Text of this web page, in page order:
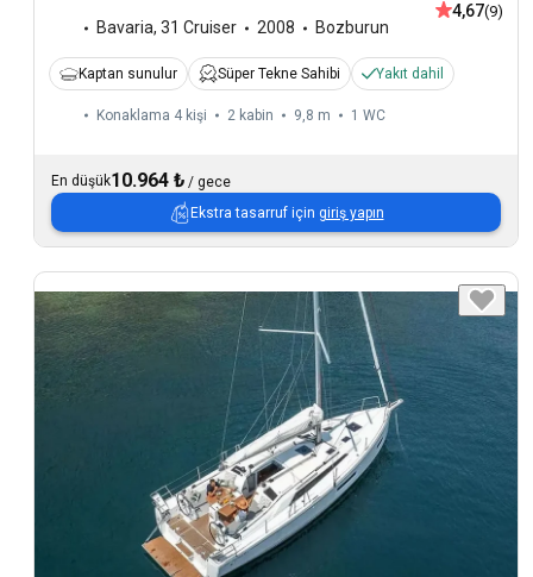
Bavaria, 31 Cruiser 2008 Bozburun
4,67(9)
Kaptan sunulur Süper Tekne Sahibi Yakıt dahil
Konaklama 4 kişi 2 kabin 9,8 m 1 WC
En düşük10.964 ₺ / gece
Ekstra tasarruf için giriş yapın